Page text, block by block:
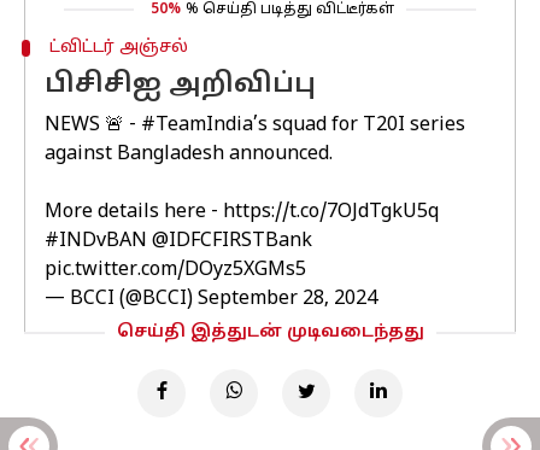
50% % செய்தி படித்து விட்டீர்கள்
ட்விட்டர் அஞ்சல்
பிசிசிஐ அறிவிப்பு
NEWS 🚨 - #TeamIndia’s squad for T20I series
against Bangladesh announced.
More details here - https://t.co/7OJdTgkU5q
#INDvBAN @IDFCFIRSTBank
pic.twitter.com/DOyz5XGMs5
— BCCI (@BCCI) September 28, 2024
செய்தி இத்துடன் முடிவடைந்தது